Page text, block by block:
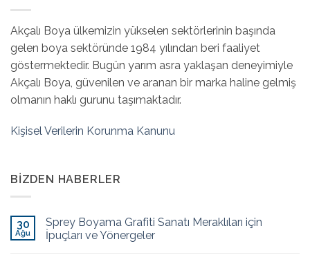
Akçalı Boya ülkemizin yükselen sektörlerinin başında
gelen boya sektöründe 1984 yılından beri faaliyet
göstermektedir. Bugün yarım asra yaklaşan deneyimiyle
Akçalı Boya, güvenilen ve aranan bir marka haline gelmiş
olmanın haklı gurunu taşımaktadır.
Kişisel Verilerin Korunma Kanunu
BIZDEN HABERLER
30
Ağu
Sprey Boyama Grafiti Sanatı Meraklıları için
İpuçları ve Yönergeler